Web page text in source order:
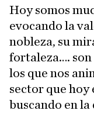
Hoy somos
evocando la
nobleza, su
fortaleza…. son
los que nos
sector que hoy
buscando en